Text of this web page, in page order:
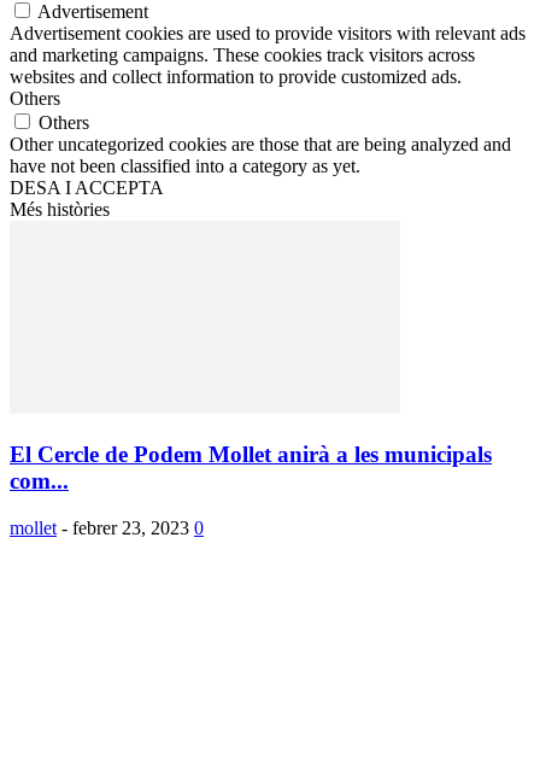
Advertisement
Advertisement cookies are used to provide visitors with relevant ads
and marketing campaigns. These cookies track visitors across
websites and collect information to provide customized ads.
Others
Others
Other uncategorized cookies are those that are being analyzed and
have not been classified into a category as yet.
DESA I ACCEPTA
Més històries
El Cercle de Podem Mollet anirà a les municipals
com...
mollet - febrer 23, 2023 0